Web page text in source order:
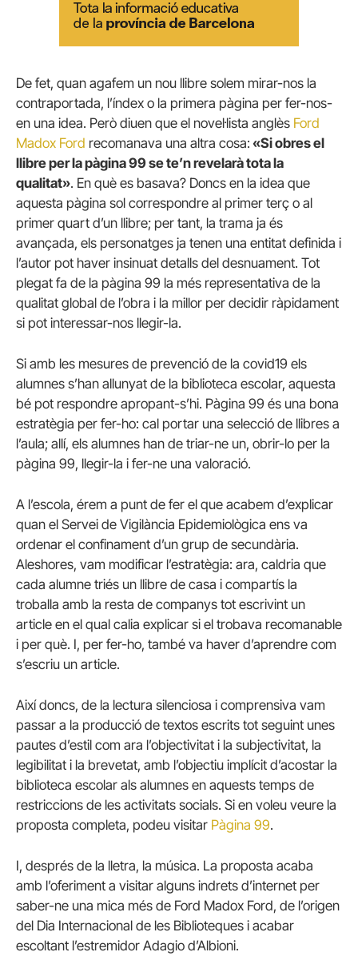
De fet, quan agafem un nou llibre solem mirar-nos la
contraportada, l’índex o la primera pàgina per fer-nos-
en una idea. Però diuen que el novel·lista anglès Ford
Madox Ford recomanava una altra cosa: «Si obres el
llibre per la pàgina 99 se te’n revelarà tota la
qualitat». En què es basava? Doncs en la idea que
aquesta pàgina sol correspondre al primer terç o al
primer quart d’un llibre; per tant, la trama ja és
avançada, els personatges ja tenen una entitat definida i
l’autor pot haver insinuat detalls del desnuament. Tot
plegat fa de la pàgina 99 la més representativa de la
qualitat global de l’obra i la millor per decidir ràpidament
si pot interessar-nos llegir-la.
Si amb les mesures de prevenció de la covid19 els
alumnes s’han allunyat de la biblioteca escolar, aquesta
bé pot respondre apropant-s’hi. Pàgina 99 és una bona
estratègia per fer-ho: cal portar una selecció de llibres a
l’aula; allí, els alumnes han de triar-ne un, obrir-lo per la
pàgina 99, llegir-la i fer-ne una valoració.
A l’escola, érem a punt de fer el que acabem d’explicar
quan el Servei de Vigilància Epidemiològica ens va
ordenar el confinament d’un grup de secundària.
Aleshores, vam modificar l’estratègia: ara, caldria que
cada alumne triés un llibre de casa i compartís la
troballa amb la resta de companys tot escrivint un
article en el qual calia explicar si el trobava recomanable
i per què. I, per fer-ho, també va haver d’aprendre com
s’escriu un article.
Així doncs, de la lectura silenciosa i comprensiva vam
passar a la producció de textos escrits tot seguint unes
pautes d’estil com ara l’objectivitat i la subjectivitat, la
legibilitat i la brevetat, amb l’objectiu implícit d’acostar la
biblioteca escolar als alumnes en aquests temps de
restriccions de les activitats socials. Si en voleu veure la
proposta completa, podeu visitar Pàgina 99.
I, després de la lletra, la música. La proposta acaba
amb l’oferiment a visitar alguns indrets d’internet per
saber-ne una mica més de Ford Madox Ford, de l’origen
del Dia Internacional de les Biblioteques i acabar
escoltant l’estremidor Adagio d’Albioni.